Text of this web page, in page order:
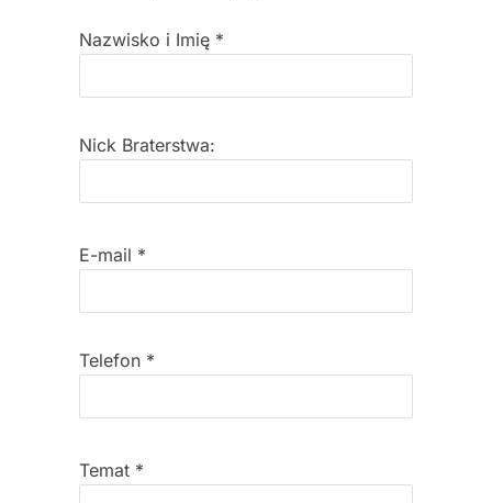
Nazwisko i Imię *
Nick Braterstwa:
E-mail *
Telefon *
Temat *